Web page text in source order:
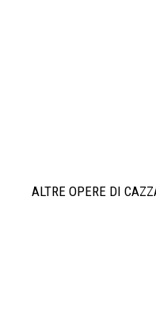
ALTRE OPERE DI